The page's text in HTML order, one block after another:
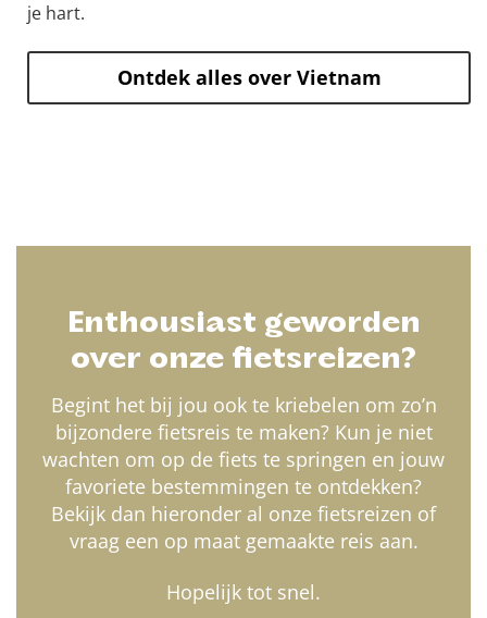
je hart.
Ontdek alles over Vietnam
Enthousiast geworden
over onze fietsreizen?
Begint het bij jou ook te kriebelen om zo’n
bijzondere fietsreis te maken? Kun je niet
wachten om op de fiets te springen en jouw
favoriete bestemmingen te ontdekken?
Bekijk dan hieronder al onze fietsreizen of
vraag een op maat gemaakte reis aan.
Hopelijk tot snel.